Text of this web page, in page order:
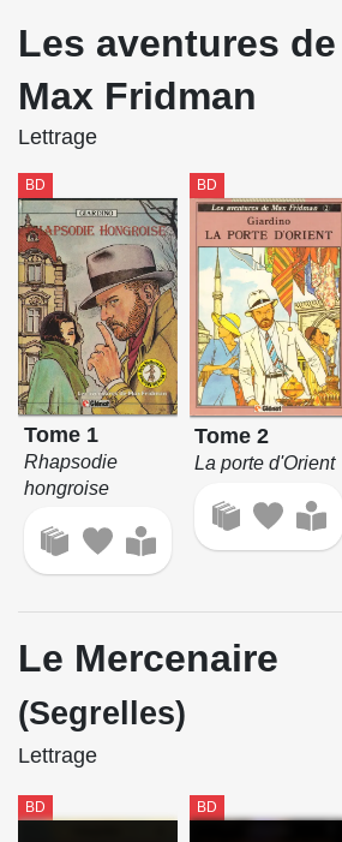
Les aventures de
Max Fridman
Lettrage
BD
Tome 1
Rhapsodie
hongroise
BD
Tome 2
La porte d'Orient
Le Mercenaire
(Segrelles)
Lettrage
BD BD